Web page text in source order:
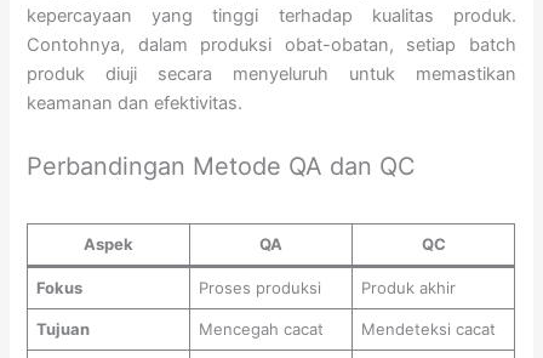
kepercayaan yang tinggi terhadap kualitas produk.
Contohnya, dalam produksi obat-obatan, setiap batch
produk diuji secara menyeluruh untuk memastikan
keamanan dan efektivitas.
Perbandingan Metode QA dan QC
Aspek QA QC
Fokus Proses produksi Produk akhir
Tujuan Mencegah cacat Mendeteksi cacat